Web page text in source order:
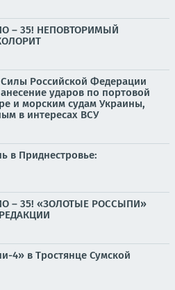
– 35! НЕПОВТОРИМЫЙ
Российской Федерации
ударов по портовой
и морским судам Украины,
в интересах ВСУ
в Приднестровье:
– 35! «ЗОЛОТЫЕ РОССЫПИ»
4» в Тростянце Сумской